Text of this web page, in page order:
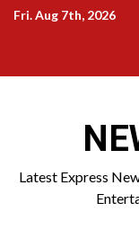
SkipFri. Aug 7th, 2026
Latest Express